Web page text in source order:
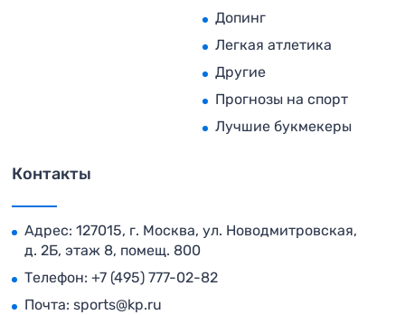
Допинг
Легкая атлетика
Другие
Прогнозы на спорт
Лучшие букмекеры
Контакты
Адрес: 127015, г. Москва, ул. Новодмитровская,
д. 2Б, этаж 8, помещ. 800
Телефон: +7 (495) 777-02-82
Почта: sports@kp.ru